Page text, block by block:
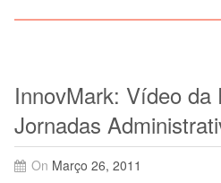
InnovMark: Vídeo da
Jornadas
On Março 26, 2011